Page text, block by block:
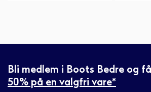
Bli medlem i Boots Bedre og få
50% på en valgfri vare*